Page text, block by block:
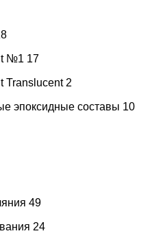
№1 17
Translucent 2
эпоксидные составы 10
49
24